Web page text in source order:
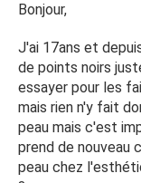
Bonjour,
J'ai 17ans et
de points noirs
essayer pour les
mais rien n'y fait
peau mais c'est
prend de nouveau
peau chez